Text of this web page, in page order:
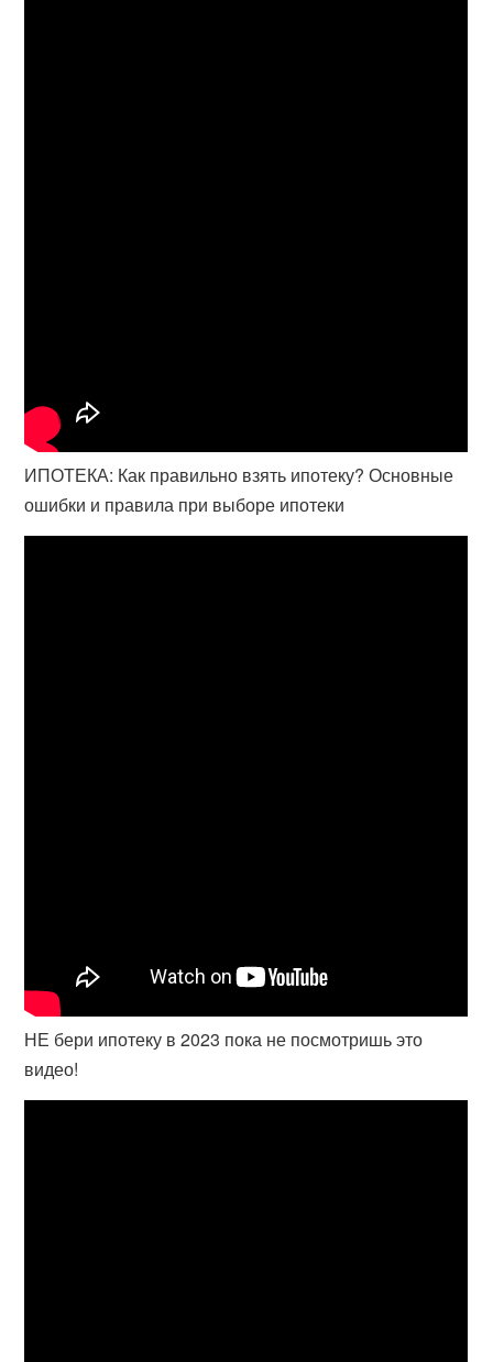
ИПОТЕКА: Как правильно взять ипотеку? Основные
ошибки и правила при выборе ипотеки
НЕ бери ипотеку в 2023 пока не посмотришь это
видео!